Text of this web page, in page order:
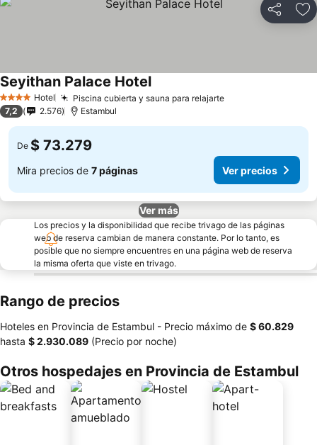
Compartir
4 EstrellasHotel Piscina cubierta y sauna para relajarte
Seyithan Palace Hotel
7,2 2.576 Estambul
De $ 73.279
Mira precios de 7 páginas Ver precios
Ver más
Los precios y la disponibilidad que recibe trivago de las páginas
web de reserva cambian de manera constante. Por lo tanto, es
posible que no siempre encuentres en una página web de reserva
la misma oferta que viste en trivago.
Rango de precios
Hoteles en Provincia de Estambul - Precio máximo de ‎$ 60.829
hasta ‎$ 2.930.089 (Precio por noche)
Otros hospedajes en Provincia de Estambul